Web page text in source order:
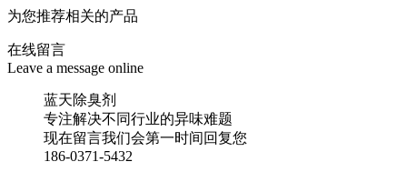
为您推荐相关的产品
在线留言
Leave a message online
蓝天除臭剂
专注解决不同行业的异味难题
现在留言我们会第一时间回复您
186-0371-5432